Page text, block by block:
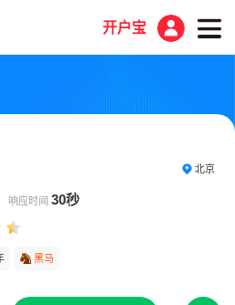
开户宝
北京
响应时间 30秒
黑马